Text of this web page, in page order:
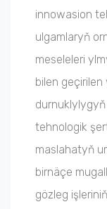
innowasion
ulgamlaryň
meseleleri
bilen
tehnologik
maslahatyň
birnäçe
gözleg